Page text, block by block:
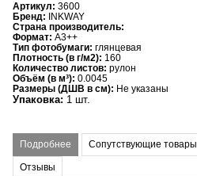
Артикул: 3600
Бренд: INKWAY
Страна производитель:
Формат: A3++
Тип фотобумаги: глянцевая
Плотность (в г/м2): 160
Количество листов: рулон
Объём (в м³): 0.0045
Размеры (ДШВ в см): Не указаны
Упаковка: 1 шт.
Подробнее Сопутствующие товары
Отзывы